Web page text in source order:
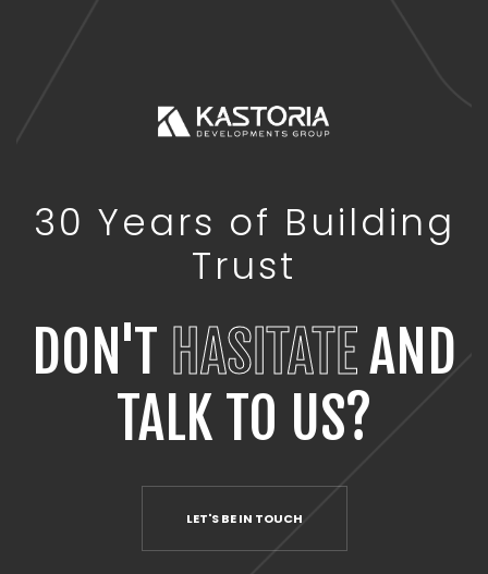
30 Years of Building
Trust
DON'T HASITATEAND
TALK TO US?
LET'S BE IN TOUCH